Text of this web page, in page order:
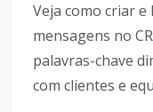
Veja como criar
mensagens no
palavras-chave
com clientes e